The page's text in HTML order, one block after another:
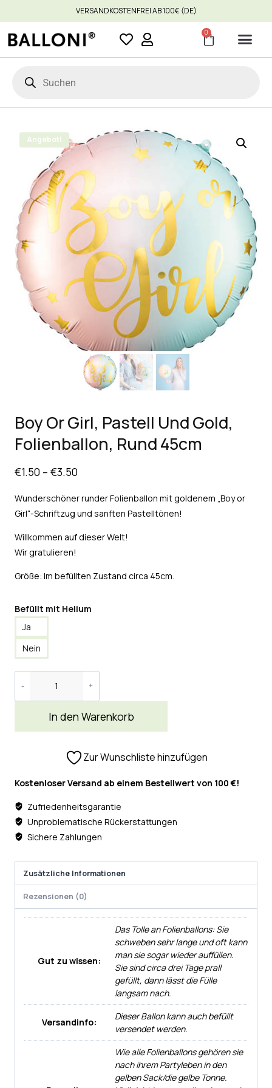
VERSANDKOSTENFREI AB 100€ (DE)
0
Angebot!
Boy Or Girl, Pastell Und Gold,
Folienballon, Rund 45cm
€1.50 – €3.50
Wunderschöner runder Folienballon mit goldenem „Boy or
Girl“-Schriftzug und sanften Pastelltönen!
Willkommen auf dieser Welt!
Wir gratulieren!
Größe: Im befüllten Zustand circa 45cm.
Befüllt mit Helium
Ja
Nein
In den Warenkorb
Zur Wunschliste hinzufügen
Kostenloser Versand ab einem Bestellwert von 100 €!
Zufriedenheitsgarantie
Unproblematische Rückerstattungen
Sichere Zahlungen
Zusätzliche Informationen
Rezensionen (0)
Gut zu wissen:
Das Tolle an Folienballons: Sie
schweben sehr lange und oft kann
man sie sogar wieder auffüllen.
Sie sind circa drei Tage prall
gefüllt, dann lässt die Fülle
langsam nach.
Versandinfo:
Dieser Ballon kann auch befüllt
versendet werden.
Wie alle Folienballons gehören sie
nach ihrem Partyleben in den
gelben Sack/die gelbe Tonne.